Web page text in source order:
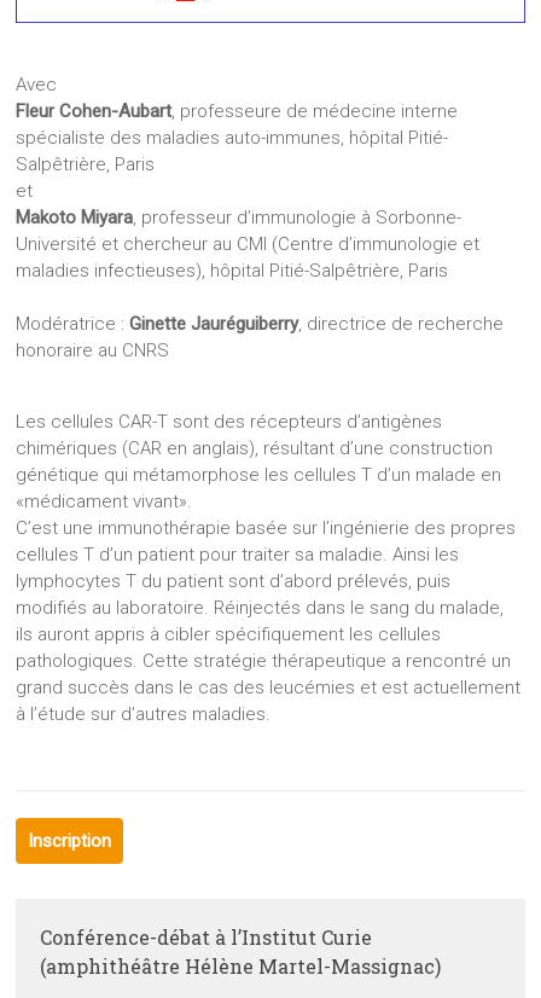
Avec
Fleur Cohen-Aubart, professeure de médecine interne
spécialiste des maladies auto-immunes, hôpital Pitié-
Salpêtrière, Paris
et
Makoto Miyara, professeur d’immunologie à Sorbonne-
Université et chercheur au CMI (Centre d’immunologie et
maladies infectieuses), hôpital Pitié-Salpêtrière, Paris
Modératrice :Ginette Jauréguiberry, directrice de recherche
honoraire au CNRS
Les cellules CAR-T sont des récepteurs d’antigènes
chimériques (CAR en anglais), résultant d’une construction
génétique qui métamorphose les cellules T d’un malade en
«médicament vivant».
C’est une immunothérapie basée sur l’ingénierie des propres
cellules T d’un patient pour traiter sa maladie. Ainsi les
lymphocytes T du patient sont d’abord prélevés, puis
modifiés au laboratoire. Réinjectés dans le sang du malade,
ils auront appris à cibler spécifiquement les cellules
pathologiques. Cette stratégie thérapeutique a rencontré un
grand succès dans le cas des leucémies et est actuellement
à l’étude sur d’autres maladies.
Inscription
Conférence-débat à l’Institut Curie
(amphithéâtre Hélène Martel-Massignac)